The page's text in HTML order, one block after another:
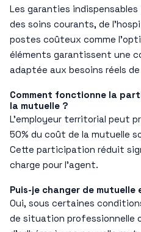
Les garanties
des soins courants, de
postes coûteux comme
éléments garantissent une
adaptée aux besoins réels
Comment fonctionne la
la mutuelle ?
L’employeur territorial peut
50% du coût de la mutuelle
Cette participation réduit
charge pour l’agent.
Puis-je changer de mutuelle
Oui, sous certaines
de situation professionnelle